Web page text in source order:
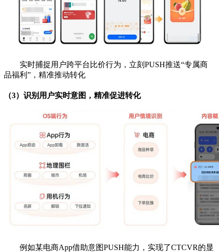
实时捕捉用户跨平台比价行为，立刻PUSH推送“专属商
品福利”，精准推动转化
（3）识别用户实时意图，精准促进转化
例如某电商App借助意图PUSH能力，实现了CTCVR的显